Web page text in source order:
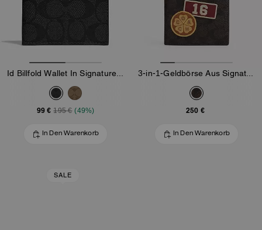
Id Billfold Wallet In Signature Canvas
99 € 195 € (49%)
In Den Warenkorb
3-in-1-Geldbörse Aus Signature-Canvas Mit Patches
250 €
In Den Warenkorb
SALE